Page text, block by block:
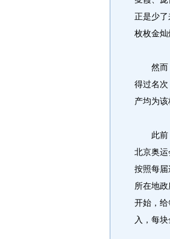
正是少
枚枚金灿
然而，
得过名
产均为该
此前，
北京奥运
按照每
所在地
开始，
入，每